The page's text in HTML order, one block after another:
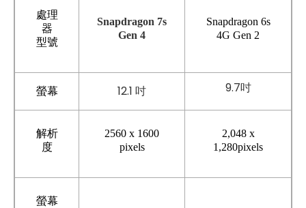
處理
器
型號
Snapdragon 7s
Gen 4
Snapdragon 6s
4G Gen 2
螢幕 12.1 吋 9.7吋
解析
度
2560 x 1600
pixels
2,048 x
1,280pixels
螢幕